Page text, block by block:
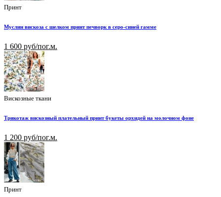
Принт
Муслин вискоза с шелком принт печворк в серо-синей гамме
1 600 руб/пог.м.
Вискозные ткани
Трикотаж вискозный плательный принт букеты орхидей на молочном фоне
1 200 руб/пог.м.
Принт